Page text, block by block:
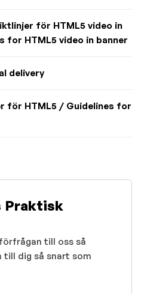
för HTML5 video in
for HTML5 video in banner
delivery
för HTML5 / Guidelines for
Praktisk
till oss så
dig så snart som